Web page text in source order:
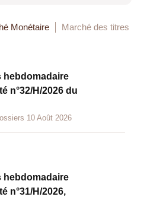
Monétaire Marché des titres
hebdomadaire
n°32/H/2026 du
10 Août 2026
hebdomadaire
n°31/H/2026,